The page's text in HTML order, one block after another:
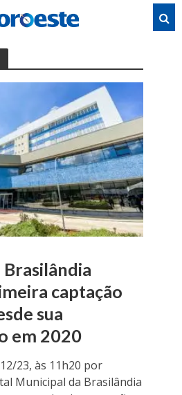
captação
sua
em 2020
23, às 11h20 por
Municipal da Brasilândia